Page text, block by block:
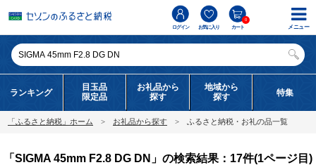
ログイン お気に入り カート
0
ランキング
目玉品
限定品
お礼品から
探す
地域から
探す
特集
「ふるさと納税」ホーム お礼品から探す ふるさと納税・お礼の品一覧
「SIGMA 45mm F2.8 DG DN」の検索結果：17件(1ページ目)
メニュー